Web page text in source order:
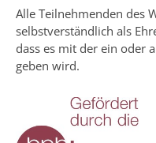
Alle Teilnehmenden des
selbstverständlich als
dass es mit der ein oder
geben wird.